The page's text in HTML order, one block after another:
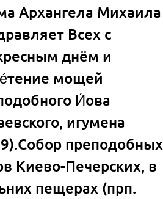
Архангела Михаила
Всех с
днём и
мощей
И́ова
игумена
преподобных
Киево-Печерских, в
пещерах (прп.